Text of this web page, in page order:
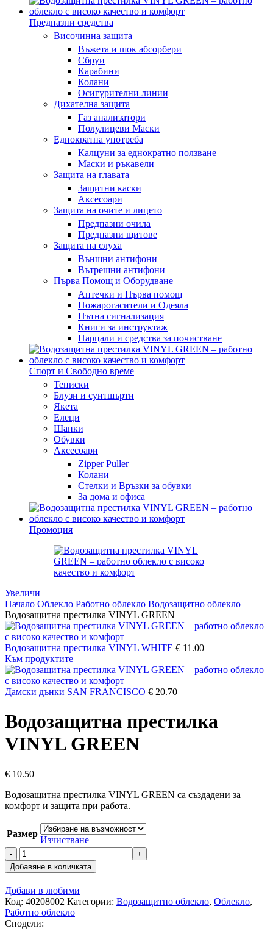
Предпазни средства
Височинна защита
Въжета и шок абсорбери
Сбруи
Карабини
Колани
Осигурителни линии
Дихателна защита
Газ анализатори
Полулицеви Маски
Еднократна употреба
Калцуни за еднократно ползване
Маски и ръкавели
Защита на главата
Защитни каски
Аксесоари
Защита на очите и лицето
Предпазни очила
Предпазни щитове
Защита на слуха
Външни антифони
Вътрешни антифони
Първа Помощ и Оборудване
Аптечки и Първа помощ
Пожарогасители и Одеяла
Пътна сигнализация
Книги за инструктаж
Парцали и средства за почистване
Спорт и Свободно време
Тениски
Блузи и суитшърти
Якета
Елеци
Шапки
Обувки
Аксесоари
Zipper Puller
Колани
Стелки и Връзки за обувки
За дома и офиса
Промоция
Увеличи
Начало Облекло Работно облекло Водозащитно облекло
Водозащитна престилка VINYL GREEN
Водозащитна престилка VINYL WHITE € 11.00
Към продуктите
Дамски дънки SAN FRANCISCO € 20.70
Водозащитна престилка
VINYL GREEN
€ 10.50
Водозащитна престилка VINYL GREEN са създадени за
комфорт и защита при работа.
Размер
Изчистване
количество
за
Водозащитна
престилка
VINYL
GREEN
Добавяне в количката
Добави в любими
Код: 40208002 Категории: Водозащитно облекло, Облекло,
Работно облекло
Сподели: